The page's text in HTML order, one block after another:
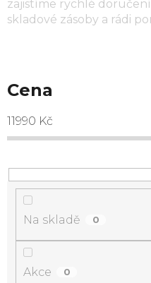
zajistíme rychlé
skladové zásoby a rádi
Cena
11990 Kč
Na skladě 0
Akce 0